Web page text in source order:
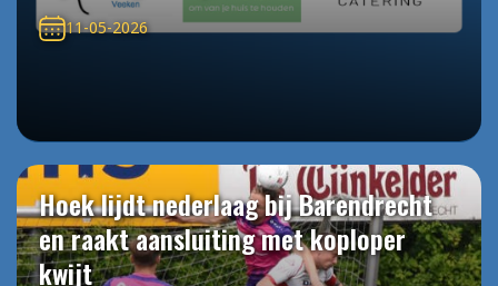
11-05-2026
Hoek lijdt nederlaag bij Barendrecht
en raakt aansluiting met koploper
kwijt